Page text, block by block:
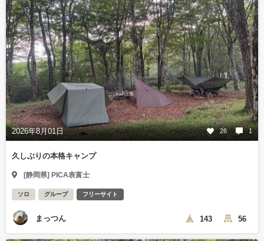
2026年8月01日 26 1
久しぶりの本格キャンプ
[静岡県] PICA表富士
ソロ グループ フリーサイト
まっつん 143 56